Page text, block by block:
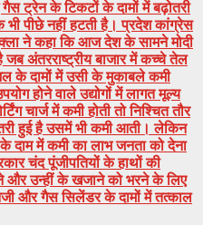
ट्रेन के टिकटों के दामों में बढ़ोतरी
पीछे नहीं हटती है। प्रदेश कांग्रेस
ने कहा कि आज देश के सामने मोदी
जब अंतरराष्ट्रीय बाजार में कच्चे तेल
के दामों में उसी के मुकाबले कमी
होने वाले उद्योगों में लागत मूल्य
चार्ज में कमी होती तो निश्चित तौर
हुई है उसमें भी कमी आती। लेकिन
दाम में कमी का लाभ जनता को देना
चंद पूंजीपतियों के हाथों की
और उन्हीं के खजाने को भरने के लिए
और गैस सिलेंडर के दामों में तत्काल